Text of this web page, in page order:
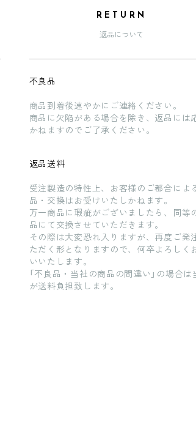
RETURN
返品について
不良品
商品到着後速やかにご連絡ください。
商品に欠陥がある場合を除き、返品には
かねますのでご了承ください。
返品送料
受注製造の特性上、お客様のご都合によ
品・交換はお受けいたしかねます。
万一商品に瑕疵がございましたら、同等
品にて交換させていただきます。
その際は大変恐れ入りますが、再度ご発
ただく形となりますので、何卒よろしく
いいたします。
「不良品・当社の商品の間違い」の場合は
が送料負担致します。